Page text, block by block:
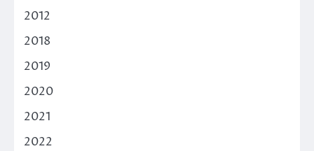
2012
2018
2019
2020
2021
2022